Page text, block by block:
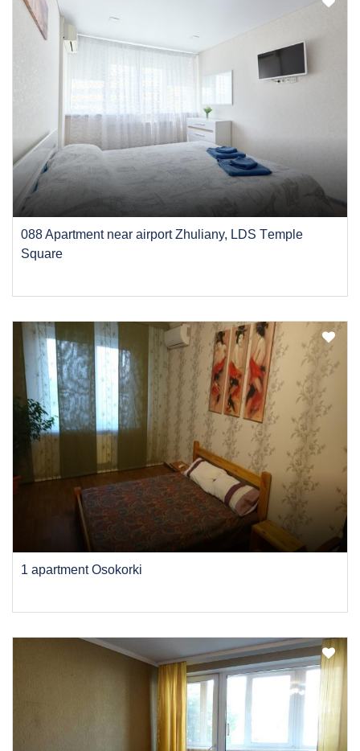
088 Apartment near airport Zhuliany, LDS Tеmple
Square
1 apartment Osokorki